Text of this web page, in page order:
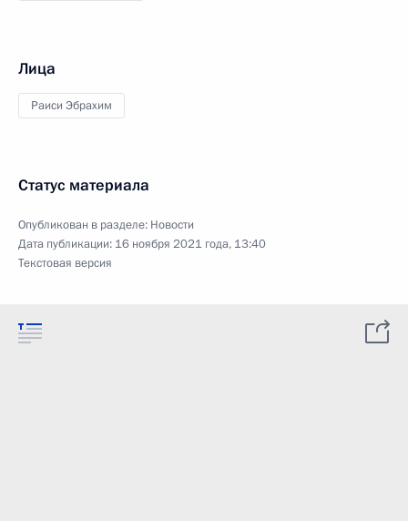
Лица
Раиси Эбрахим
Статус материала
Опубликован в разделе: Новости
Дата публикации: 16 ноября 2021 года, 13:40
Текстовая версия